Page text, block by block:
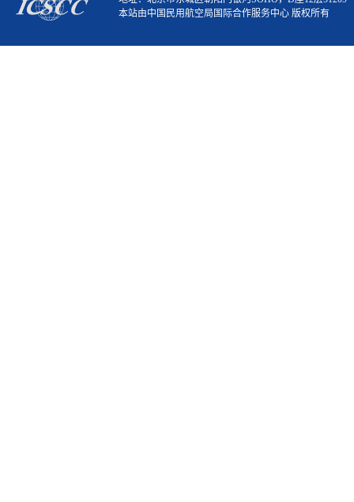
本站由中国民用航空局国际合作服务中心 版权所有